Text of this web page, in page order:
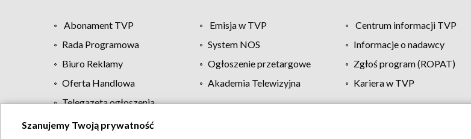
Abonament TVP Emisja w TVP Centrum informacji TVP
Rada Programowa
System NOS Informacje o nadawcy
Biuro Reklamy
Ogłoszenie przetargowe Zgłoś program (ROPAT)
Oferta Handlowa
Akademia Telewizyjna Kariera w TVP
Telegazeta ogłoszenia
Szanujemy Twoją prywatność